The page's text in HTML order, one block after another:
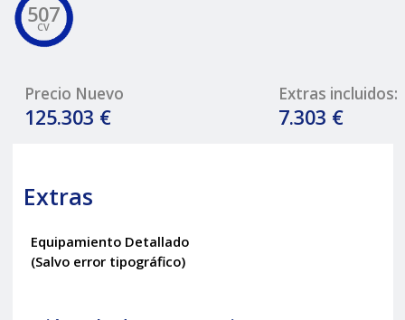
507
CV
Precio Nuevo
125.303 €
Extras incluidos:
7.303 €
Extras
Equipamiento Detallado
(Salvo error tipográfico)